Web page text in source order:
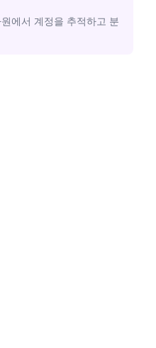
에서 계정을 추적하고 분